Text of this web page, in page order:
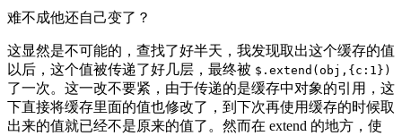
难不成他还自己变了？
这显然是不可能的，查找了好半天，我发现取出这个缓存的值
以后，这个值被传递了好几层，最终被 $.extend(obj,{c:1})
了一次。这一改不要紧，由于传递的是缓存中对象的引用，这
下直接将缓存里面的值也修改了，到下次再使用缓存的时候取
出来的值就已经不是原来的值了。然而在 extend 的地方，使